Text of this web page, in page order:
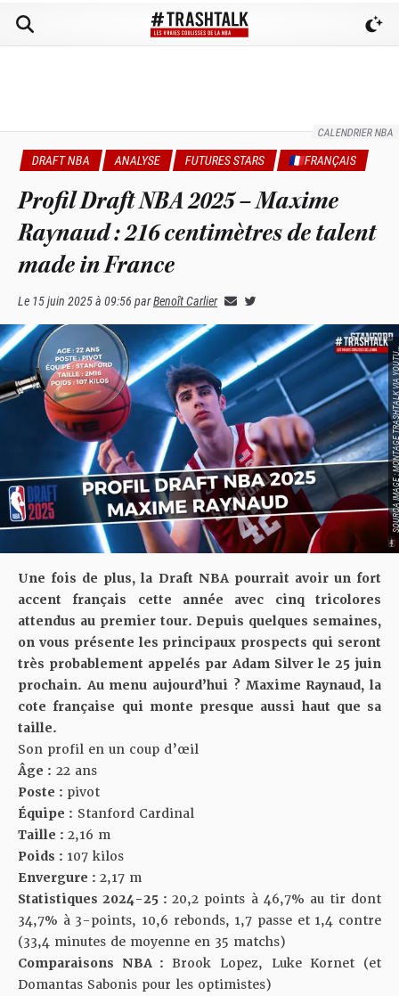
CALENDRIER NBA
DRAFT NBA ANALYSE FUTURES STARS 🇫🇷FRANÇAIS
Profil Draft NBA 2025 – Maxime
Raynaud : 216 centimètres de talent
made in France
Le 15 juin 2025 à 09:56 parBenoît Carlier
Une fois de plus, la Draft NBA pourrait avoir un fort
accent français cette année avec cinq tricolores
attendus au premier tour. Depuis quelques semaines,
on vous présente les principaux prospects qui seront
très probablement appelés par Adam Silver le 25 juin
prochain. Au menu aujourd’hui ? Maxime Raynaud, la
cote française qui monte presque aussi haut que sa
taille.
Son profil en un coup d’œil
Âge : 22 ans
Poste : pivot
Équipe : Stanford Cardinal
Taille : 2,16 m
Poids : 107 kilos
Envergure : 2,17 m
Statistiques 2024-25 :20,2 points à 46,7% au tir dont
34,7% à 3-points, 10,6 rebonds, 1,7 passe et 1,4 contre
(33,4 minutes de moyenne en 35 matchs)
Comparaisons NBA : Brook Lopez, Luke Kornet (et
Domantas Sabonis pour les optimistes)